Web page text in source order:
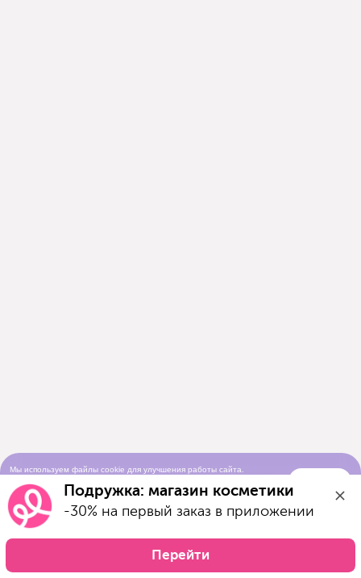
Мы используем файлы cookie для улучшения работы сайта.
использования cookie-файловПодружка: магазин косметики
-30% на первый заказ в приложении
Перейти